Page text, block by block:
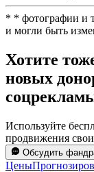
* * фотографии и
и могли быть
Хотите
новых
Используйте
продвижения
Обсудить
Цены